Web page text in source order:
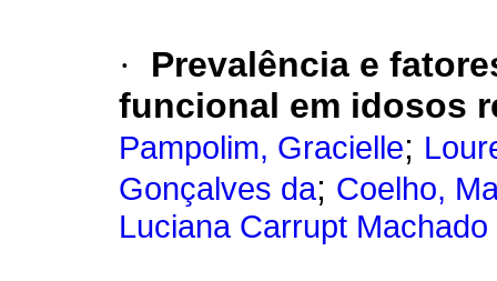
·
Prevalência e
funcional em idosos
Pampolim, Gracielle;
Gonçalves da; Coelho,
Luciana Carrupt Machado